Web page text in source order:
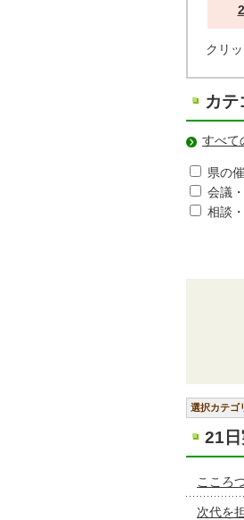
クリ
カテ
すべて
県の
会議
相談
選択カテゴ
21
こころ
次代を